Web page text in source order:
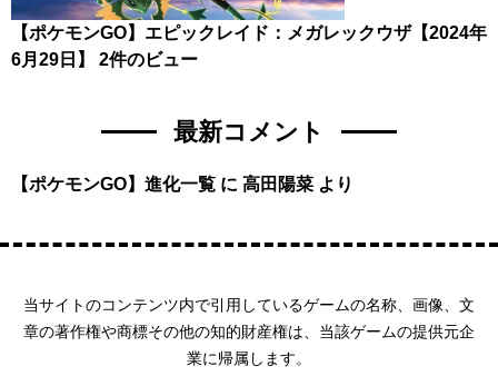
【ポケモンGO】エピックレイド：メガレックウザ【2024年
6月29日】
2件のビュー
最新コメント
【ポケモンGO】進化一覧 に 高田陽菜 より
当サイトのコンテンツ内で引用しているゲームの名称、画像、文
章の著作権や商標その他の知的財産権は、当該ゲームの提供元企
業に帰属します。